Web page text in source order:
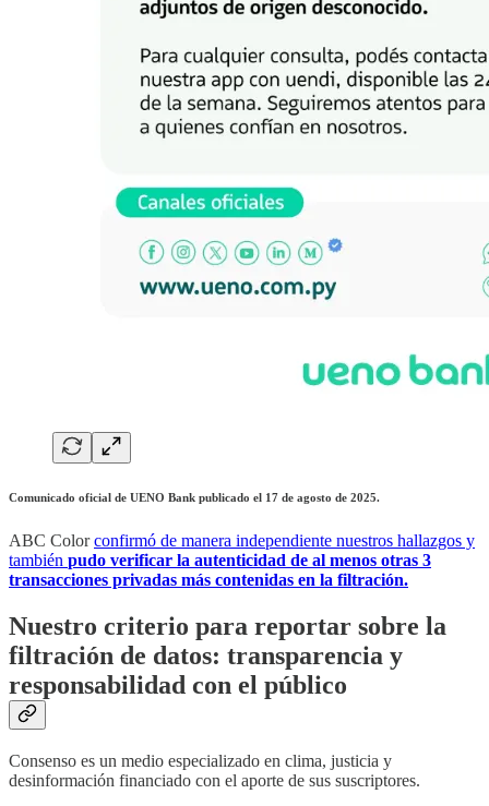
Comunicado oficial de UENO Bank publicado el 17 de agosto de 2025.
ABC Colorconfirmó de manera independiente nuestros hallazgos y
también pudo verificar la autenticidad de al menos otras 3
transacciones privadas más contenidas en la filtración.
Nuestro criterio para reportar sobre la
filtración de datos: transparencia y
responsabilidad con el público
Consenso es un medio especializado en clima, justicia y
desinformación financiado con el aporte de sus suscriptores.